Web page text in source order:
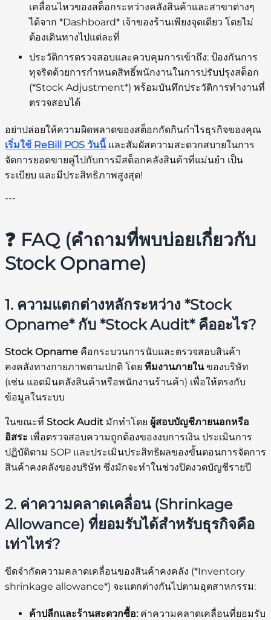
เคลื่อนไหวของสต็อกระหว่างคลังสินค้าและสาขาต่างๆ
ได้จาก *Dashboard* เจ้าของร้านเพียงจุดเดียว โดยไม่
ต้องเดินทางไปแต่ละที่
ประวัติการตรวจสอบและควบคุมการเข้าถึง: ป้องกันการ
ทุจริตด้วยการกำหนดสิทธิ์พนักงานในการปรับปรุงสต็อก
(*Stock Adjustment*) พร้อมบันทึกประวัติการทำงานที่
ตรวจสอบได้
อย่าปล่อยให้ความผิดพลาดของสต็อกกัดกินกำไรธุรกิจของคุณ
เริ่มใช้ ReBill POS วันนี้และสัมผัสความสะดวกสบายในการ
จัดการยอดขายคู่ไปกับการมีสต็อกคลังสินค้าที่แม่นยำ เป็น
ระเบียบ และมีประสิทธิภาพสูงสุด!
---
❓ FAQ (คำถามที่พบบ่อยเกี่ยวกับ
Stock Opname)
1. ความแตกต่างหลักระหว่าง *Stock
Opname* กับ *Stock Audit* คืออะไร?
Stock Opname คือกระบวนการนับและตรวจสอบสินค้า
คงคลังทางกายภาพตามปกติ โดย ทีมงานภายในของบริษัท
(เช่น แอดมินคลังสินค้าหรือพนักงานร้านค้า) เพื่อให้ตรงกับ
ข้อมูลในระบบ
ในขณะที่ Stock Audit มักทำโดย ผู้สอบบัญชีภายนอกหรือ
อิสระ เพื่อตรวจสอบความถูกต้องของงบการเงิน ประเมินการ
ปฏิบัติตาม SOP และประเมินประสิทธิผลของขั้นตอนการจัดการ
สินค้าคงคลังของบริษัท ซึ่งมักจะทำในช่วงปิดงวดบัญชีรายปี
2. ค่าความคลาดเคลื่อน (Shrinkage
Allowance) ที่ยอมรับได้สำหรับธุรกิจคือ
เท่าไหร่?
ขีดจำกัดความคลาดเคลื่อนของสินค้าคงคลัง (*Inventory
shrinkage allowance*) จะแตกต่างกันไปตามอุตสาหกรรม:
ค้าปลีกและร้านสะดวกซื้อ:ค่าความคลาดเคลื่อนที่ยอมรับ